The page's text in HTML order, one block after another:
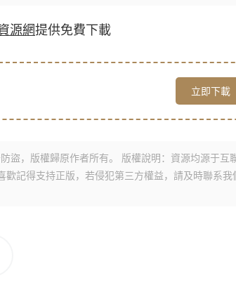
源網提供免費下載
立即下載
盜，版權歸原作者所有。 版權說明：資源均源于互
記得支持正版，若侵犯第三方權益，請及時聯系我